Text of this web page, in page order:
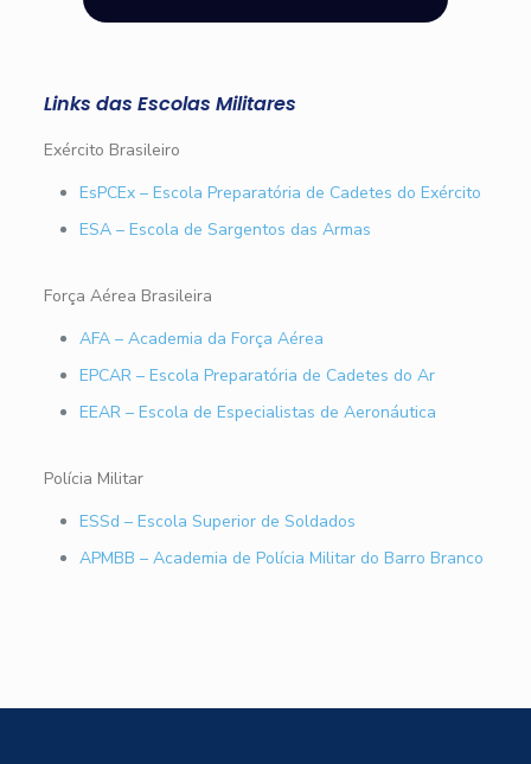
Links das Escolas Militares
Exército Brasileiro
EsPCEx – Escola Preparatória de Cadetes do Exército
ESA – Escola de Sargentos das Armas
Força Aérea Brasileira
AFA – Academia da Força Aérea
EPCAR – Escola Preparatória de Cadetes do Ar
EEAR – Escola de Especialistas de Aeronáutica
Polícia Militar
ESSd – Escola Superior de Soldados
APMBB – Academia de Polícia Militar do Barro Branco